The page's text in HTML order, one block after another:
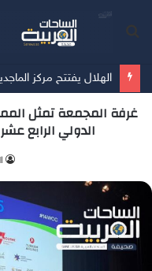
الهلال يفتتح مركز
غرفة المجمعة تمثل
الدولي الرابع